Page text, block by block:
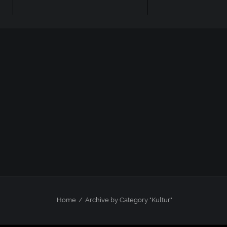
Home Archive by Category "Kultur"